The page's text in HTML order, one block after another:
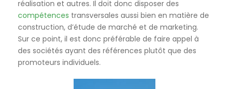
réalisation et autres. Il doit donc disposer des
compétences transversales aussi bien en matière de
construction, d’étude de marché et de marketing.
Sur ce point, il est donc préférable de faire appel à
des sociétés ayant des références plutôt que des
promoteurs individuels.